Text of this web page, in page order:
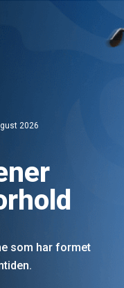
2026
som har formet